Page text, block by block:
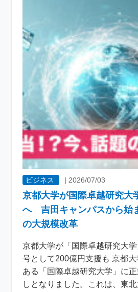
ビジネス |2026/07/03
京都大学が国際卓越研究大
へ 吉田キャンパスから始
の大規模改革
京都大学が「国際卓越研究大
号として200億円支援も 京都
ある「国際卓越研究大学」に
しとなりました。これは、東